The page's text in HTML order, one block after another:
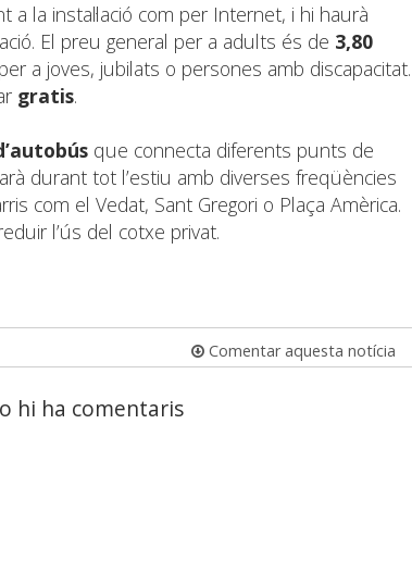
a la instal·lació com per Internet, i hi haurà
El preu general per a adults és de 3,80
a joves, jubilats o persones amb discapacitat.
gratis.
que connecta diferents punts de
durant tot l’estiu amb diverses freqüències
com el Vedat, Sant Gregori o Plaça Amèrica.
l’ús del cotxe privat.
Comentar aquesta notícia
hi ha comentaris